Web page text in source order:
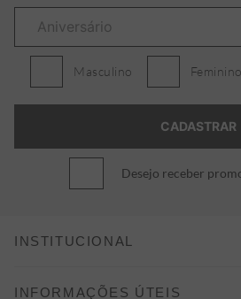
Masculino Feminino
Desejo receber
INSTITUCIONAL
CONHEÇA A ALEATORY
INFORMAÇÕES ÚTEIS